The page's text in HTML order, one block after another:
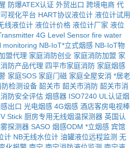
防爆ATEX认证 外贸出口 跨境电商 代
视化平台 HART协议液位计 液位计试用
线液位计 液位计价格 液位计厂家 液位
4G Level Sensor fire water
monitoring NB-IoT*立式烟感 NB-IoT物
盟代理 家庭消防创业 家庭消防加盟 家
防产品代理 四平市家庭消防 家庭烟感
家庭SOS 家庭门磁 家庭全屋安消 *居老
检测设备 韶关市 韶关市消防 韶关市消
防安全评估 烟感器 ISO7240 UL认证烟
出口 光电烟感 4G烟感 酒店客房电视棒
Stick 厨房专用无线烟温探测器 英国认
探测器 SASO 烟感ODM *立烟感 宾馆
计 NB无线水位计 油罐液位远程监测 无